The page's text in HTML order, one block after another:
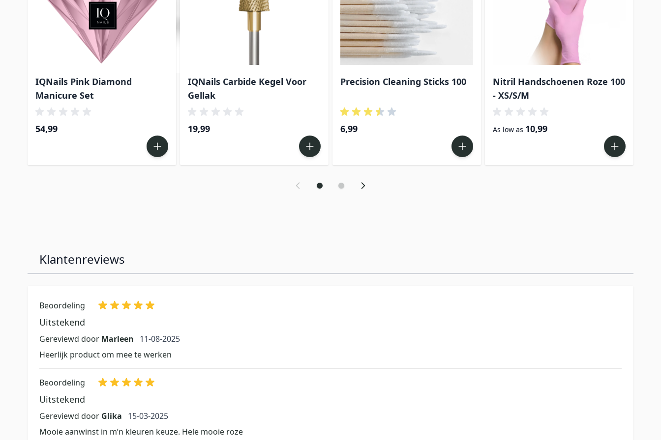
IQNails Pink Diamond
Manicure Set
54,99
IQNails Carbide Kegel Voor
Gellak
19,99
Precision Cleaning Sticks 100
6,99
Nitril Handschoenen Roze 100
- XS/S/M
As low as 10,99
Klantenreviews
Beoordeling
Uitstekend
Gereviewd door Marleen 11 augustus 2025
11-08-2025
Heerlijk product om mee te werken
Beoordeling
Uitstekend
Gereviewd door Glika 15 maart 2025
15-03-2025
Mooie aanwinst in m’n kleuren keuze. Hele mooie roze